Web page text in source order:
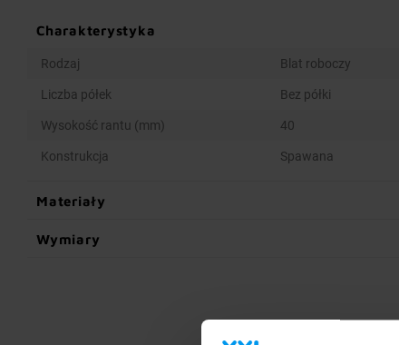
Charakterystyka
Rodzaj Blat roboczy
Liczba półek Bez półki
Wysokość rantu (mm) 40
Konstrukcja Spawana
Materiały
Wymiary